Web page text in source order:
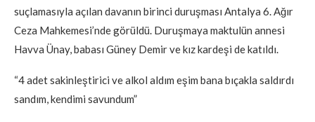
suçlamasıyla açılan davanın birinci duruşması Antalya 6. Ağır
Ceza Mahkemesi’nde görüldü. Duruşmaya maktulün annesi
Havva Ünay, babası Güney Demir ve kız kardeşi de katıldı.
“4 adet sakinleştirici ve alkol aldım eşim bana bıçakla saldırdı
sandım, kendimi savundum”